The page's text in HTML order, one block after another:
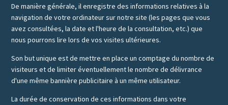
De manière générale, il enregistre des informations relatives à la
navigation de votre ordinateur sur notre site (les pages que vous
avez consultées, la date et l'heure de la consultation, etc.) que
nous pourrons lire lors de vos visites ultérieures.
Son but unique est de mettre en place un comptage du nombre de
visiteurs et de limiter éventuellement le nombre de délivrance
d'une même bannière publicitaire à un même utilisateur.
La durée de conservation de ces informations dans votre